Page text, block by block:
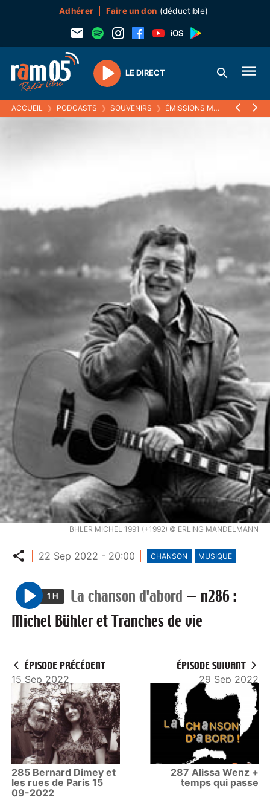
Adhérer Faire un don (déductible)
Play
LE DIRECT
ACCUEIL ❯ PODCASTS ❯ SOUVENIRS ❯ ÉMISSIONS MUSICALES (SOUVENIRS)
BHLER MICHEL 1991 (+1992) © ERLING MANDELMANN
Partager
22 Sep 2022 - 20:00 CHANSON MUSIQUE
P
l
1 H La chanson d'abord — n286 :
Michel Bühler et Tranches de vie
ÉPISODE PRÉCÉDENT
15 Sep 2022
285 Bernard Dimey et
les rues de Paris 15
09-2022
ÉPISODE SUIVANT
29 Sep 2022
287 Alissa Wenz +
temps qui passe